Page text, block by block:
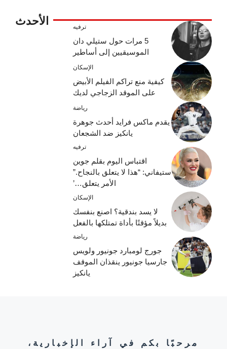
الأحدث ترفيه
5 مرات حول ستيلي دان
الموسيقيين إلى أساطير
الإسكان
كيفية منع تراكم الفيلم الأبيض
على الموقد الزجاجي لديك
رياضة
يقدم ماكس فرايد أحدث جوهرة
يانكيز ضد الشجعان
ترفيه
اقتباس اليوم بقلم جوين
ستيفاني: “هذا لا يتعلق بالنجاح.”
الأمر يتعلق…’
الإسكان
لا يسد بندقية؟ اصنع بنفسك
بديلاً مؤقتًا بأداة تمتلكها بالفعل
رياضة
جورج لومبارد جونيور ولويس
جارسيا جونيور ينقذان الموقف
يانكيز
مرحبًا بكم في آراء الإخبارية،